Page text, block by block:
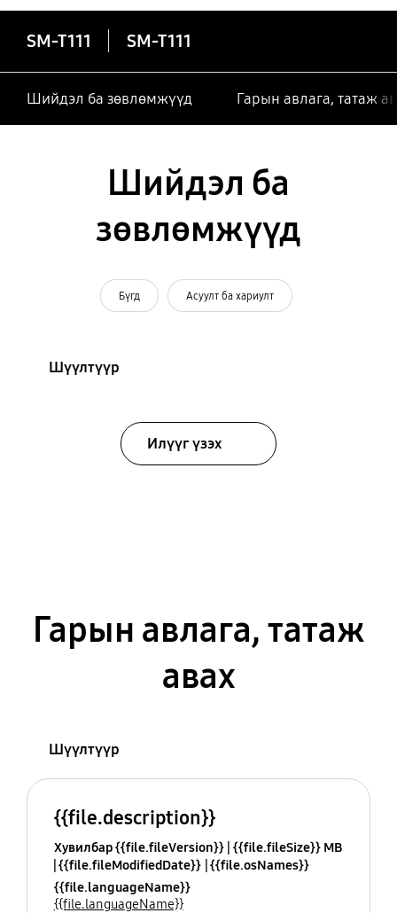
SM-T111 SM-T111
Шийдэл ба зөвлөмжүүд Гарын авлага, татаж
Шийдэл ба
зөвлөмжүүд
Бүгд Асуулт ба хариулт
Шүүлтүүр
Илүүг үзэх
Гарын авлага, татаж
авах
Шүүлтүүр
{{file.description}}
Хувилбар {{file.fileVersion}} {{file.fileSize}} MB
{{file.fileModifiedDate}} {{file.osNames}}
{{file.languageName}}
{{file.languageName}}